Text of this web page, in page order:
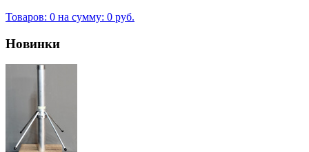
Товаров: 0 на сумму: 0 руб.
Новинки